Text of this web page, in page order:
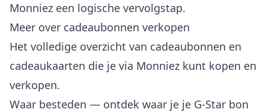
Monniez een logische vervolgstap.
Meer over cadeaubonnen verkopen
Het volledige overzicht van cadeaubonnen en
cadeaukaarten die je via Monniez kunt kopen en
verkopen.
Waar besteden — ontdek waar je je G-Star bon